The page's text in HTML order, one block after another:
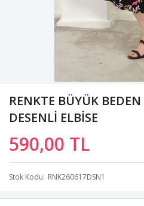
RENKTE BÜYÜK
DESENLİ ELBİSE
590,00 TL
Stok Kodu RNK260617DSN1